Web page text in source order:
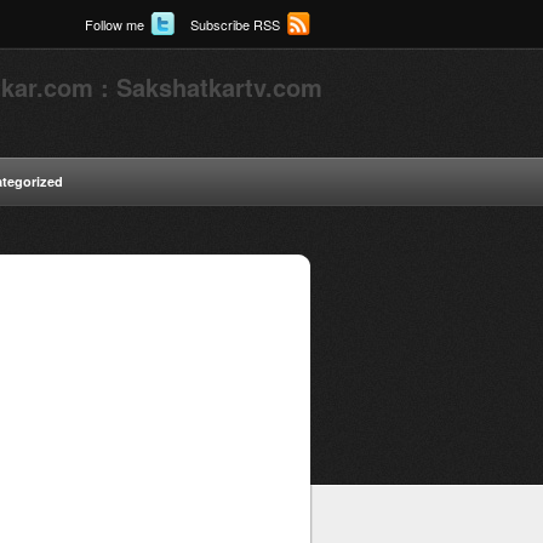
Follow me Subscribe RSS
: Sakshatkartv.com